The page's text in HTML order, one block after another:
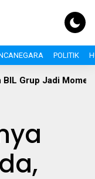
POLITIK
Momentum